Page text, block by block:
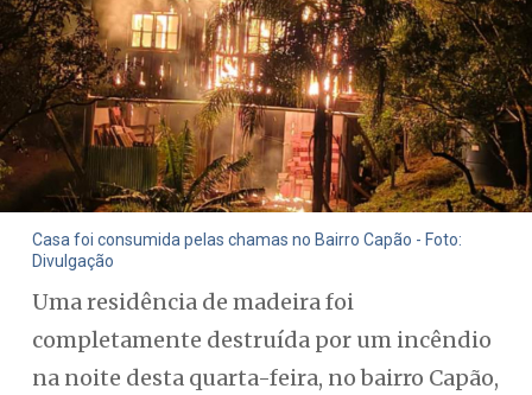
Casa foi consumida pelas chamas no Bairro Capão - Foto:
Divulgação
Uma residência de madeira foi
completamente destruída por um incêndio
na noite desta quarta-feira, no bairro Capão,